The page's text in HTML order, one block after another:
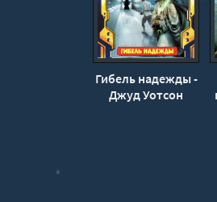
Гибель надежды -
Джуд Уотсон